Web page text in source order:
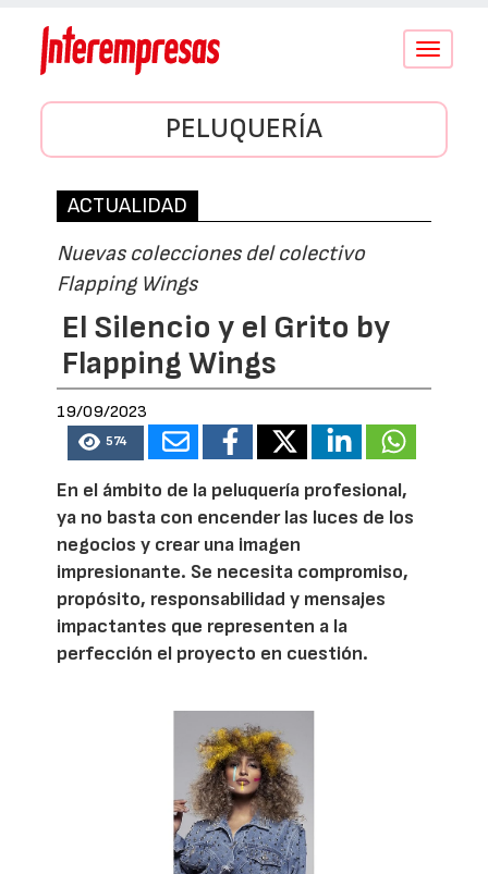
Conmutar
PELUQUERÍA
ACTUALIDAD
Nuevas colecciones del colectivo
Flapping Wings
El Silencio y el Grito by
Flapping Wings
19/09/2023
574
En el ámbito de la peluquería profesional,
ya no basta con encender las luces de los
negocios y crear una imagen
impresionante. Se necesita compromiso,
propósito, responsabilidad y mensajes
impactantes que representen a la
perfección el proyecto en cuestión.